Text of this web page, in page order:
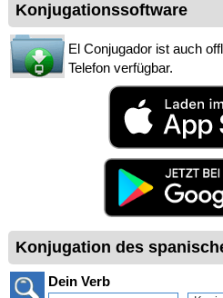
Konjugationssoftware
El Conjugador ist auch
Telefon verfügbar.
Konjugation des
Dein Verb